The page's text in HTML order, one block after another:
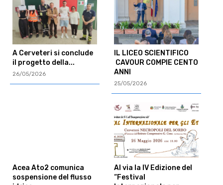
A Cerveteri si conclude
il progetto della...
26/05/2026
IL LICEO SCIENTIFICO
CAVOUR COMPIE CENTO
ANNI
25/05/2026
Acea Ato2 comunica
sospensione del flusso
Al via la IV Edizione del
“Festival